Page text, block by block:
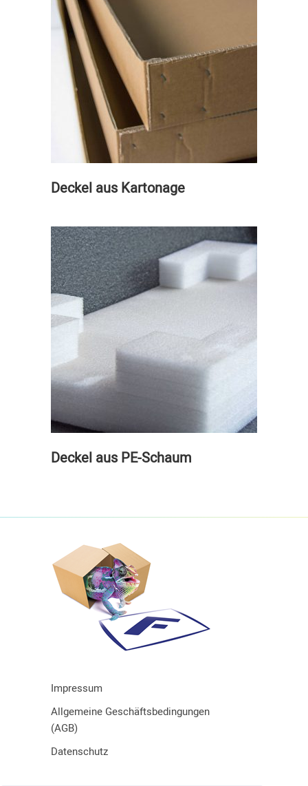
Deckel aus Kartonage
Deckel aus PE-Schaum
Impressum
Allgemeine Geschäftsbedingungen
(AGB)
Datenschutz